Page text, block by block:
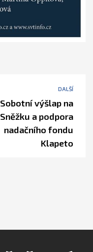
DALŠÍ
Sobotní výšlap na
Sněžku a podpora
nadačního fondu
Klapeto